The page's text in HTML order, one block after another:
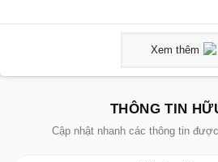
Xem thêm
THÔNG TIN
Cập nhật nhanh các thông tin